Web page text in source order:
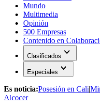
Mundo
Multimedia
Opinión
500 Empresas
Contenido en
Clasificados expand_more
Especiales expand_more
Es noticia:Posesión en Cali|
Alcocer